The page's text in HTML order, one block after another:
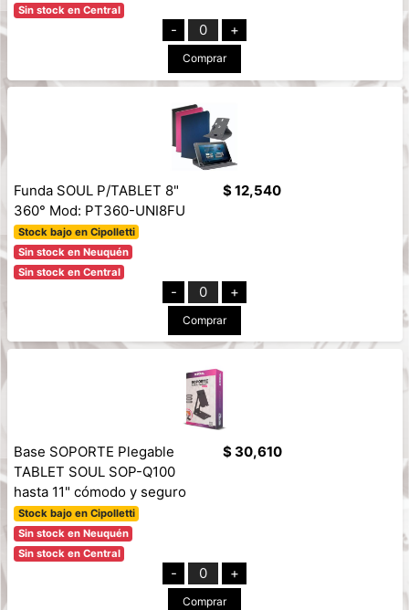
Sin stock en Central
- 0 +
Comprar
Funda SOUL P/TABLET 8"
360° Mod: PT360-UNI8FU
Stock bajo en Cipolletti
Sin stock en Neuquén
Sin stock en Central
$ 12,540
- 0 +
Comprar
Base SOPORTE Plegable
TABLET SOUL SOP-Q100
hasta 11" cómodo y seguro
Stock bajo en Cipolletti
Sin stock en Neuquén
Sin stock en Central
$ 30,610
- 0 +
Comprar